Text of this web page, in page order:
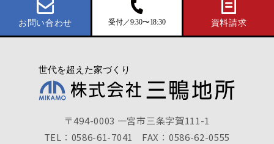
お問い合わせ 受付／9:30〜18:30 資料請求
〒494-0003 一宮市三条字賀111-1
TEL：0586-61-7041
FAX：0586-62-0555